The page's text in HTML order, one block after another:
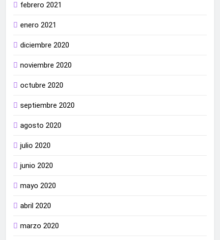
febrero 2021
enero 2021
diciembre 2020
noviembre 2020
octubre 2020
septiembre 2020
agosto 2020
julio 2020
junio 2020
mayo 2020
abril 2020
marzo 2020